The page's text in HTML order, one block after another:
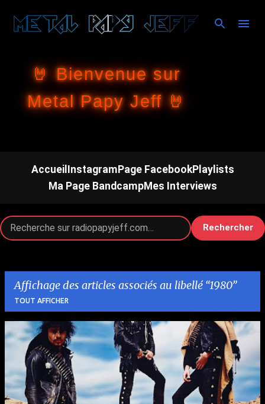
Accéder au contenu principal
🤘 Bienvenue sur
Metal Papy Jeff 🤘
Accueil InstagramPage FacebookPlaylists
Ma Page BandcampMes Interviews
Rechercher
Affichage des articles associés au libellé 1980
TOUT AFFICHER
A